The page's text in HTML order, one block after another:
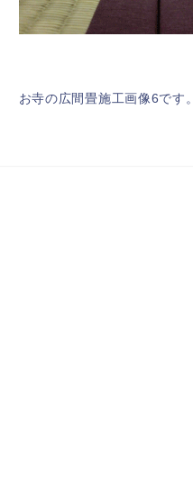
お寺の広間畳施工画像6です。